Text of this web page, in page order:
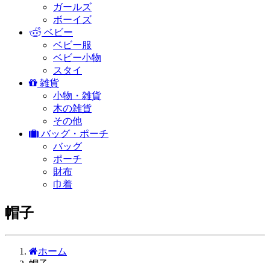
ガールズ
ボーイズ
ベビー
ベビー服
ベビー小物
スタイ
雑貨
小物・雑貨
木の雑貨
その他
バッグ・ポーチ
バッグ
ポーチ
財布
巾着
帽子
ホーム